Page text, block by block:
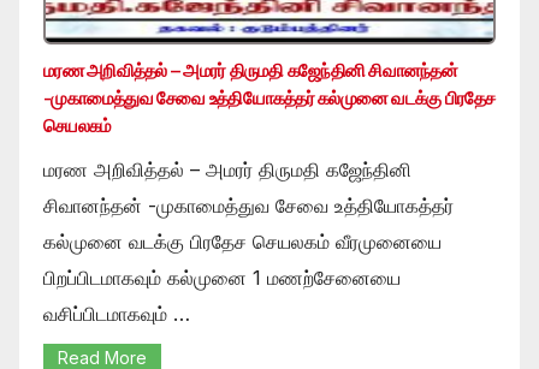
மரண அறிவித்தல் – அமரர் திருமதி கஜேந்தினி சிவானந்தன்
-முகாமைத்துவ சேவை உத்தியோகத்தர் கல்முனை வடக்கு பிரதேச
செயலகம்
மரண அறிவித்தல் – அமரர் திருமதி கஜேந்தினி
சிவானந்தன் -முகாமைத்துவ சேவை உத்தியோகத்தர்
கல்முனை வடக்கு பிரதேச செயலகம் வீரமுனையை
பிறப்பிடமாகவும் கல்முனை 1 மணற்சேனையை
வசிப்பிடமாகவும் …
Read More